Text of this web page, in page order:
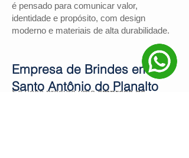
é pensado para comunicar valor,
identidade e propósito, com design
moderno e materiais de alta durabilidade.
Se você procura umaempresa de
Empresa de Brindes em
Santo Antônio do Planalto